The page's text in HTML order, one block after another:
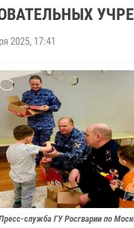
2025, 17:41
служба ГУ Росгварии по